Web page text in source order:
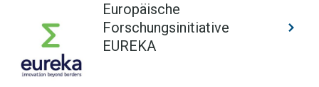
Europäische
Forschungsinitiative
EUREKA